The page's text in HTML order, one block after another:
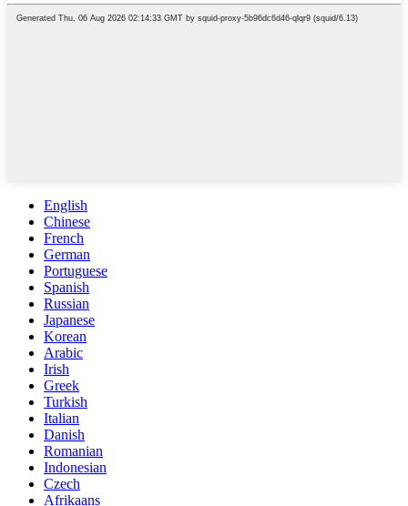
English
Chinese
French
German
Portuguese
Spanish
Russian
Japanese
Korean
Arabic
Irish
Greek
Turkish
Italian
Danish
Romanian
Indonesian
Czech
Afrikaans